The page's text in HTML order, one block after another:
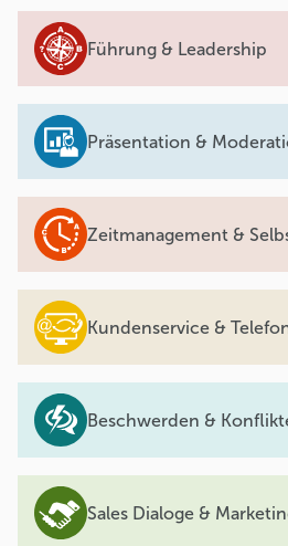
Führung & Leadership
Präsentation &
Zeitmanagement &
Kundenservice &
Beschwerden &
Sales Dialoge &